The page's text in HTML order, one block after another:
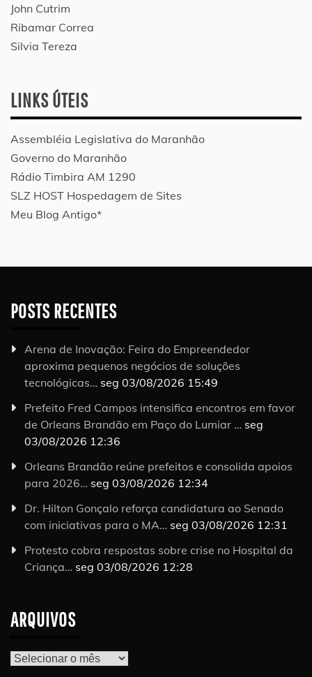
John Cutrim
Ribamar Correa
Silvia Tereza
LINKS ÚTEIS
Assembléia Legislativa do Maranhão
Governo do Maranhão
Rádio Timbira AM 1290
SLZ HOST Hospedagem de Sites
Meu Blog Antigo*
POSTS RECENTES
Arena de Inovação: Feira do Empreendedor
aproxima pequenos negócios de soluções
tecnológicas… seg 03/08/2026 15:49
Prefeito Fred Campos intensifica encontros em favor
de Orleans Brandão em Paço do Lumiar … seg
03/08/2026 12:36
Orleans Brandão reúne prefeitos e consolida apoios
para 2026… seg 03/08/2026 12:34
Dr. Hilton Gonçalo reforça candidatura ao Senado
com iniciativas para o MA… seg 03/08/2026 12:31
Protesto cobra respostas sobre crise no Hospital da
Criança… seg 03/08/2026 12:28
ARQUIVOS
Arquivos